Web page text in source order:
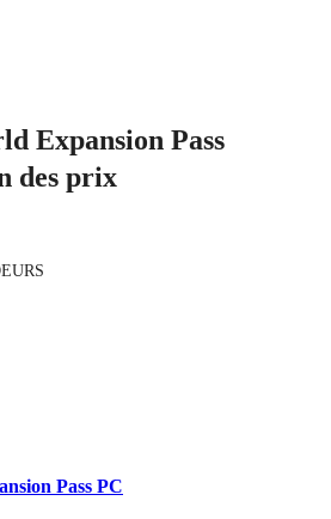
Expansion Pass
des prix
Pass PC